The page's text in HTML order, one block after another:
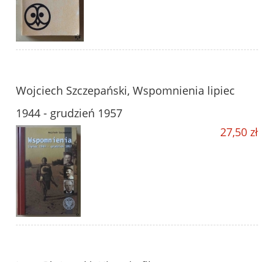
Wojciech Szczepański, Wspomnienia lipiec
1944 - grudzień 1957
27,50 zł